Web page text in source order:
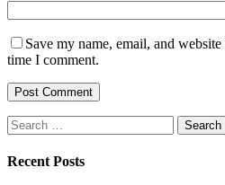
Save my name, email, and
time I comment.
Search
for:
Recent Posts